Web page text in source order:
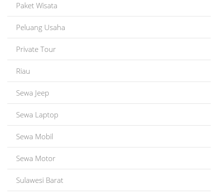
Paket Wisata
Peluang Usaha
Private Tour
Riau
Sewa Jeep
Sewa Laptop
Sewa Mobil
Sewa Motor
Sulawesi Barat